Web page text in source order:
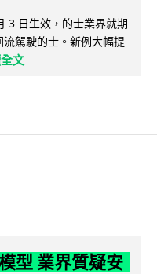
3 日生效，的士業界就期
駕駛的士。新例大幅提
文
型 業界質疑安